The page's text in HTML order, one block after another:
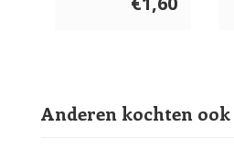
Anderen kochten ook